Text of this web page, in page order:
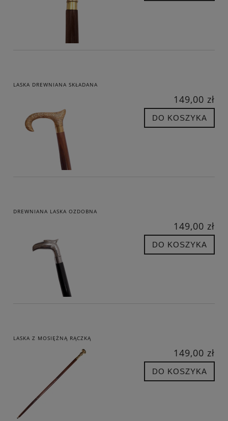
LASKA DREWNIANA SKŁADANA
149,00 zł
DO KOSZYKA
DREWNIANA LASKA OZDOBNA
149,00 zł
DO KOSZYKA
LASKA Z MOSIĘŻNĄ RĄCZKĄ
149,00 zł
DO KOSZYKA